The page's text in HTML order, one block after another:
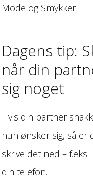
Mode og Smykker
Dagens tip:
når din
sig noget
Hvis din partner
hun ønsker sig, så er
skrive det ned –
din telefon.